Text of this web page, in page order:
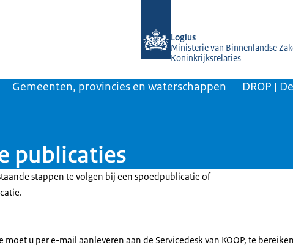
Logius
Ministerie van Binnenlandse
Koninkrijksrelaties
Gemeenten, provincies en waterschappen
DROP |
publicaties
stappen te volgen bij een spoedpublicatie of
moet u per e-mail aanleveren aan de Servicedesk van KOOP, te